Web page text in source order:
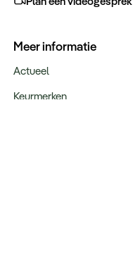
Meer informatie
Actueel
Keurmerken